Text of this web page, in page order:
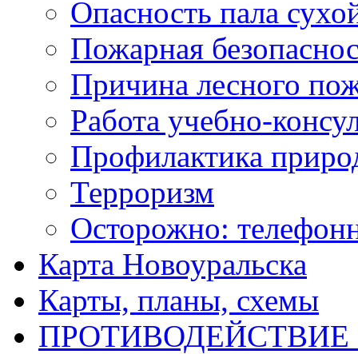
Опасность пала
Пожарная
Причина лесного
Работа учебно-
Профилактика
Терроризм
Осторожно:
Карта Новоуральска
Карты, планы, схемы